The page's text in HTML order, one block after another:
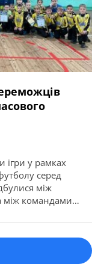
ігри у рамках
серед
між
між командами
команди
Команди